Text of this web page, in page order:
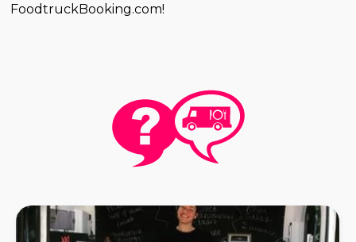
FoodtruckBooking.com!